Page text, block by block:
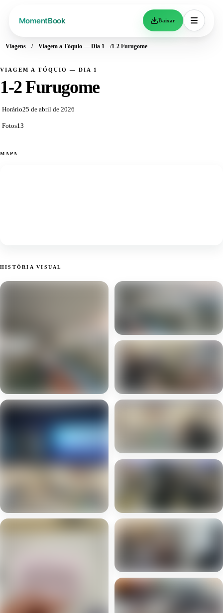
Baixar
Viagens Viagem a Tóquio — Dia 1 1-2 Furugome
VIAGEM A TÓQUIO — DIA 1
1-2 Furugome
Horário25 de abril de 2026
Fotos13
MAPA
HISTÓRIA VISUAL